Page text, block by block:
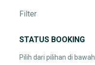
Filter
STATUS BOOKING
Pilih dari pilihan di bawah